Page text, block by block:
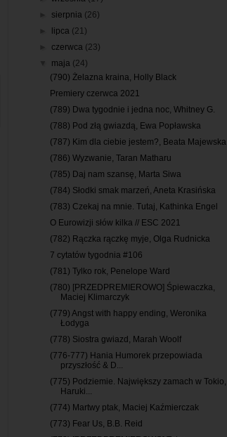
sierpnia (26)
lipca (21)
►czerwca (23)
maja (24)
(790) Żelazna kraina, Holly Black
Premiery czerwca 2021
(789) Dwa tygodnie i jedna noc, Whitney G.
(788) Pod złą gwiazdą, Ewa Popławska
(787) Kim dla ciebie jestem?, Beata Majewska
(786) Wyzwanie, Taran Matharu
(785) Daj nam szansę, Marta Siwa
(784) Słodki smak marzeń, Aneta Krasińska
(783) Czekaj na mnie. Tutaj, Kathinka Engel
O Eurowizji słów kilka // ESC 2021
(782) Rączka rączkę myje, Olga Rudnicka
7 cytatów tygodnia #106
(781) Tylko rok, Penelope Ward
(780) [PRZEDPREMIEROWO] Śpiewaczka,
Maciej Klimarczyk
(779) Angst with happy ending, Weronika
Łodyga
(778) Siostra gwiazd, Marah Woolf
(776-777) Hania Humorek przepowiada
przyszłość & D...
(775) Podziemie. Największy zamach w Tokio,
Haruki...
(774) Martwy ptak, Maciej Kaźmierczak
(773) Fear Us, B.B. Reid